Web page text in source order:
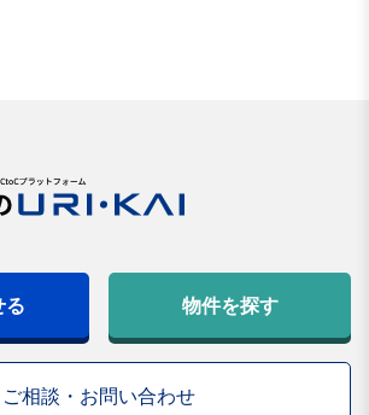
る 物件を探す
ご相談・お問い合わせ